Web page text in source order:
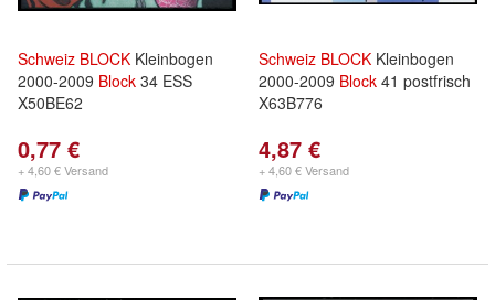
Schweiz BLOCK Kleinbogen
2000-2009 Block 34 ESS
X50BE62
0,77 €
+ 4,60 € Versand
Schweiz BLOCK Kleinbogen
2000-2009 Block 41 postfrisch
X63B776
4,87 €
+ 4,60 € Versand